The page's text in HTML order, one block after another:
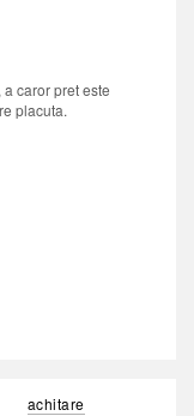
caror pret este
placuta.
achitare